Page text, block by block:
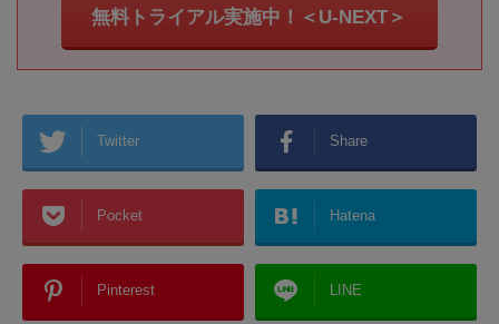
無料トライアル実施中！＜U-NEXT＞
Twitter Share
Pocket Hatena
Pinterest LINE